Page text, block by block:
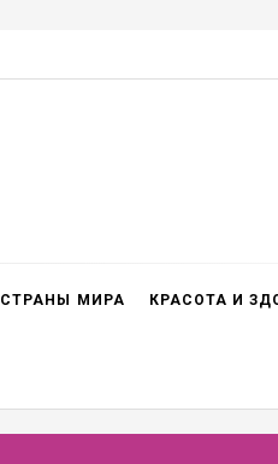
СТРАНЫ МИРА КРАСОТА И